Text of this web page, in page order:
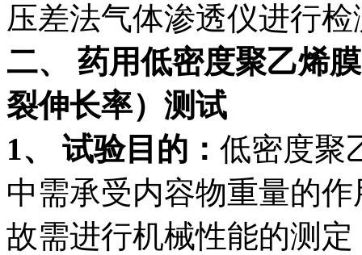
压差法气体渗透仪进行
二、 药用低密度聚乙烯
裂伸长率）测试
1、 试验目的： 低密度聚
中需承受内容物重量的
故需进行机械性能的测